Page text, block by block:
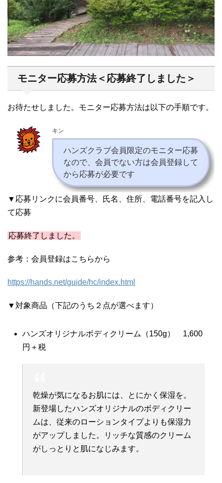
モニター応募方法＜応募終了しました＞
お待たせしました。モニター応募方法は以下の手順です。
キン
ハンズクラブ会員限定のモニター応募
なので、会員でない方は会員登録して
から応募が必要です
▼応募リンクに会員番号、氏名、住所、電話番号を記入し
て応募
応募終了しました。
参考：会員登録はこちらから
https://hands.net/guide/hc/index.html
▼対象商品（下記のうち２点が選べます）
ハンズオリジナルボディクリーム（150g） 1,600
円＋税
乾燥が気になるお肌には、とにかく保湿を。
新登場したハンズオリジナルのボディクリー
ムは、従来のローションタイプよりも保湿力
がアップしました。リッチな質感のクリーム
がしっとりと肌になじみます。